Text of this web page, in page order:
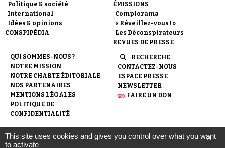
Politique & société
International
Idées & opinions
CONSPIPÉDIA
ÉMISSIONS
Complorama
« Réveillez-vous ! »
Les Déconspirateurs
REVUES DE PRESSE
QUI SOMMES-NOUS ?
NOTRE MISSION
NOTRE CHARTE ÉDITORIALE
NOS PARTENAIRES
MENTIONS LÉGALES
POLITIQUE DE
CONFIDENTIALITÉ
RECHERCHE
CONTACTEZ-NOUS
ESPACE PRESSE
NEWSLETTER
FAIRE UN DON
© 2007- Conspiracy Watch
X
This site uses cookies and gives you control over what you want
to activate